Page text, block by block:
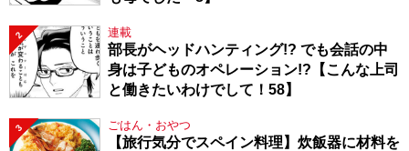
2 連載
部長がヘッドハンティング!? でも会話の中
身は子どものオペレーション!?【こんな上司
と働きたいわけでして！58】
3 ごはん・おやつ
【旅行気分でスペイン料理】炊飯器に材料を